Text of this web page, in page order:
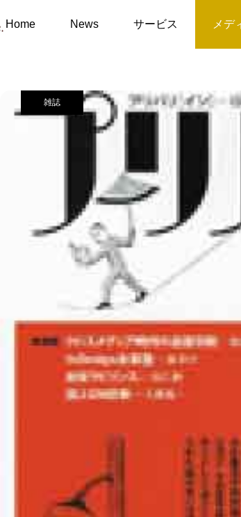
Home News サービス メデ
メディア掲載情報 雑誌 「プリバリ印
雑誌